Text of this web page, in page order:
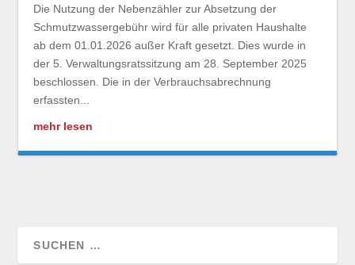
Die Nutzung der Nebenzähler zur Absetzung der
Schmutzwassergebühr wird für alle privaten Haushalte
ab dem 01.01.2026 außer Kraft gesetzt. Dies wurde in
der 5. Verwaltungsratssitzung am 28. September 2025
beschlossen. Die in der Verbrauchsabrechnung
erfassten...
mehr lesen